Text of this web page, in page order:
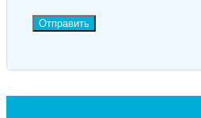
Отправить